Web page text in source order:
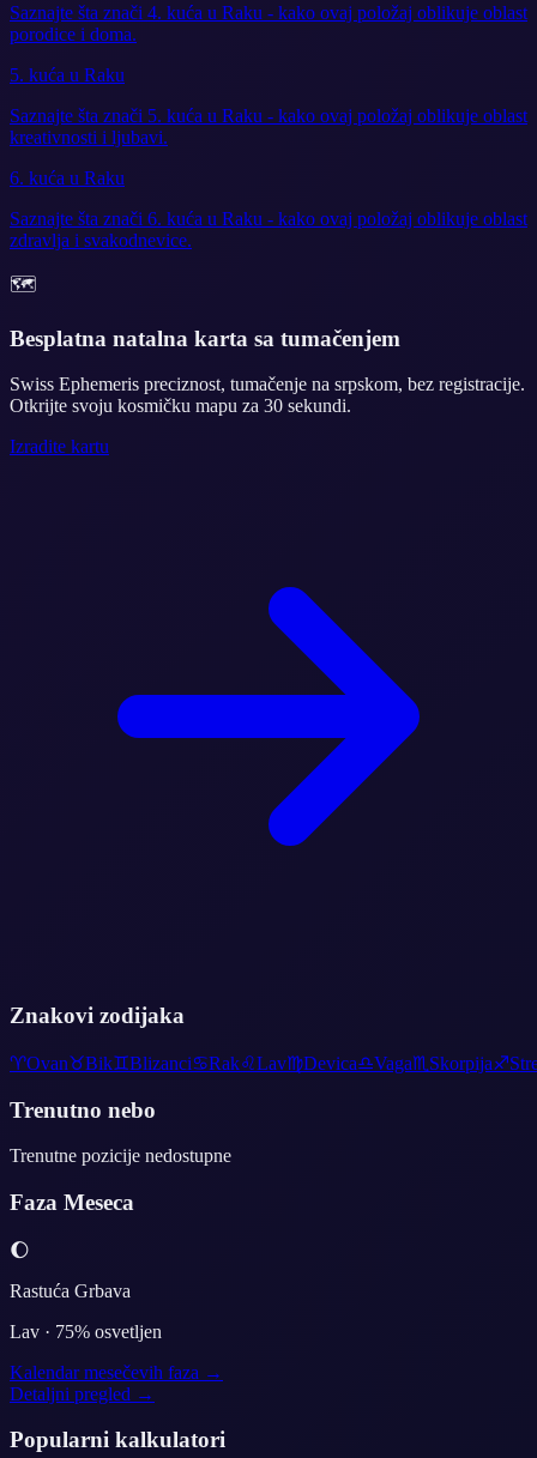
Saznajte šta znači 4. kuća u Raku - kako ovaj položaj oblikuje oblast
porodice i doma.
5. kuća u Raku
Saznajte šta znači 5. kuća u Raku - kako ovaj položaj oblikuje oblast
kreativnosti i ljubavi.
6. kuća u Raku
Saznajte šta znači 6. kuća u Raku - kako ovaj položaj oblikuje oblast
zdravlja i svakodnevice.
🗺️
Besplatna natalna karta sa tumačenjem
Swiss Ephemeris preciznost, tumačenje na srpskom, bez registracije.
Otkrijte svoju kosmičku mapu za 30 sekundi.
Izradite kartu
Znakovi zodijaka
♈Ovan♉Bik♊Blizanci♋Rak♌Lav♍Devica♎Vaga♏ Skorpija♐
Trenutno nebo
Trenutne pozicije nedostupne
Faza Meseca
🌔
Rastuća Grbava
Lav · 75% osvetljen
Kalendar mesečevih faza →
Detaljni pregled →
Popularni kalkulatori